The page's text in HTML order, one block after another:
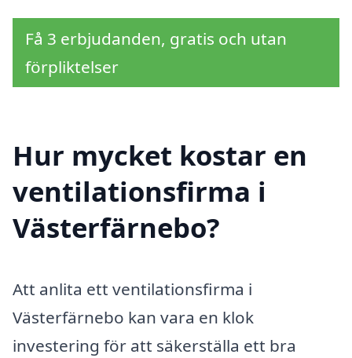
Få 3 erbjudanden, gratis och utan
förpliktelser
Hur mycket kostar en
ventilationsfirma i
Västerfärnebo?
Att anlita ett ventilationsfirma i
Västerfärnebo kan vara en klok
investering för att säkerställa ett bra